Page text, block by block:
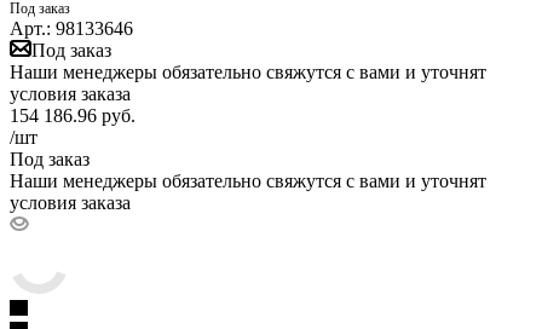
Под заказ
Арт.: 98133646
Под заказ
Наши менеджеры обязательно свяжутся с вами и уточнят
условия заказа
154 186.96 руб.
/шт
Под заказ
Наши менеджеры обязательно свяжутся с вами и уточнят
условия заказа